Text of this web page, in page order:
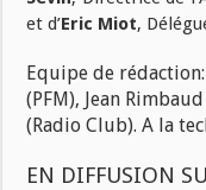
et d’Eric Miot,
Equipe de
(PFM), Jean
(Radio Club). A la
EN DIFFUSION